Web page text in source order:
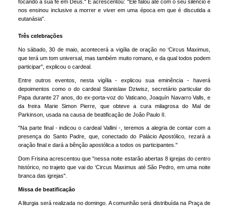
focando a sua fé em Deus." E acrescentou: "Ele falou até com o seu silêncio e
nos ensinou inclusive a morrer e viver em uma época em que é discutida a
eutanásia".
Três celebrações
No sábado, 30 de maio, acontecerá a vigília de oração no ‘Circus Maximus,
que terá um tom universal, mas também muito romano, e da qual todos podem
participar", explicou o cardeal.
Entre outros eventos, nesta vigília - explicou sua eminência - haverá
depoimentos como o do cardeal Stanislaw Dziwisz, secretário particular do
Papa durante 27 anos, do ex-porta-voz do Vaticano, Joaquín Navarro Valls, e
da freira Marie Simon Pierre, que obteve a cura milagrosa do Mal de
Parkinson, usada na causa de beatificação de João Paulo II.
"Na parte final - indicou o cardeal Vallini -, teremos a alegria de contar com a
presença do Santo Padre, que, conectado do Palácio Apostólico, rezará a
oração final e dará a bênção apostólica a todos os participantes."
Dom Frisina acrescentou que "nessa noite estarão abertas 8 igrejas do centro
histórico, no trajeto que vai do ‘Circus Maximus até São Pedro, em uma noite
branca das igrejas".
Missa de beatificação
A liturgia será realizada no domingo. A comunhão será distribuída na Praça de